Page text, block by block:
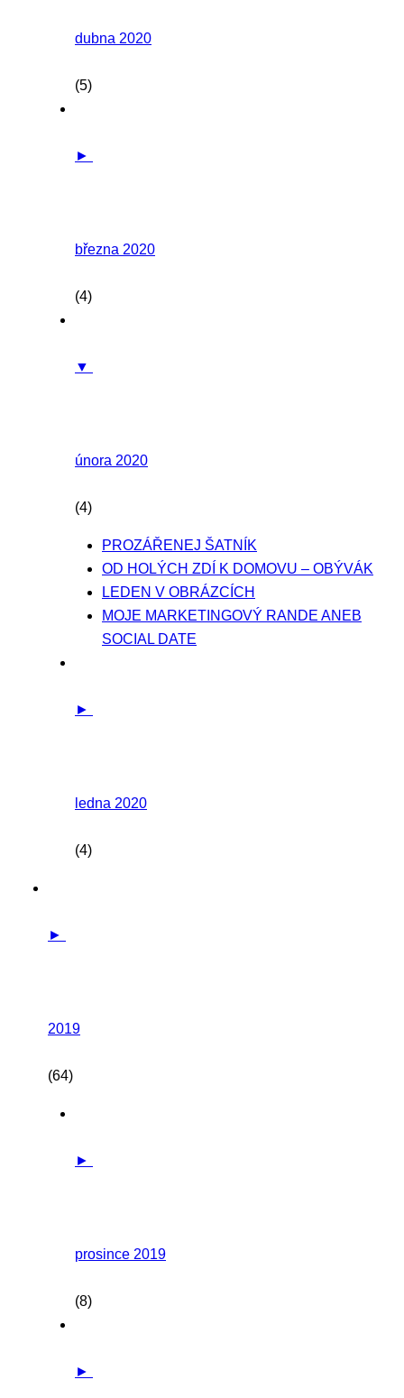
dubna 2020
(5)
►
března 2020
(4)
▼
února 2020
(4)
PROZÁŘENEJ ŠATNÍK
OD HOLÝCH ZDÍ K DOMOVU – OBÝVÁK
LEDEN V OBRÁZCÍCH
MOJE MARKETINGOVÝ RANDE ANEB
SOCIAL DATE
►
ledna 2020
(4)
►
2019
(64)
►
prosince 2019
(8)
►